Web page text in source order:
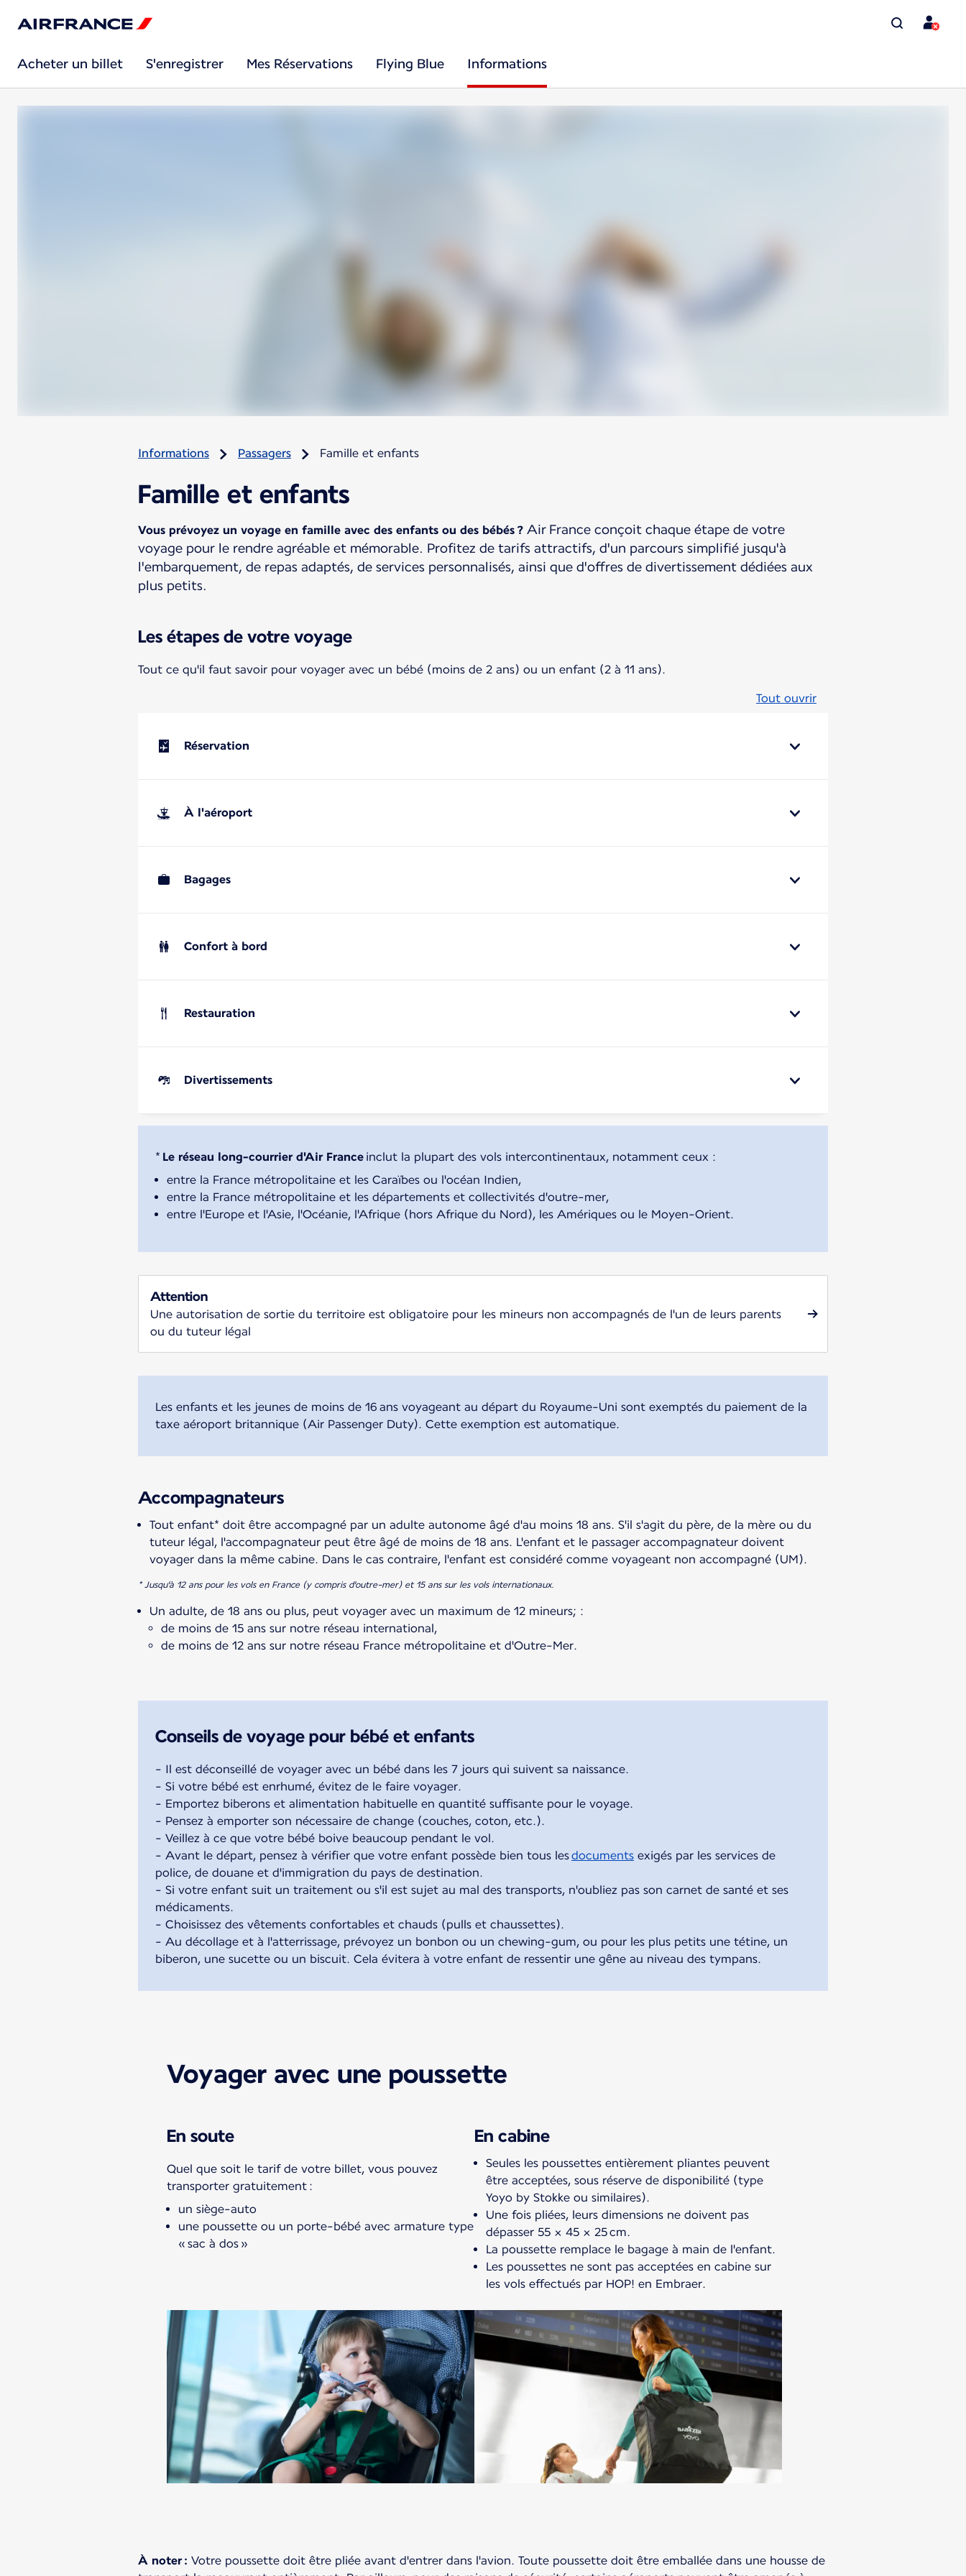
Acheter un billet S'enregistrer Mes Réservations Flying Blue Informations
Informations Passagers Famille et enfants
Famille et enfants
Vous prévoyez un voyage en famille avec des enfants ou des bébés ? Air France conçoit chaque étape de votre
voyage pour le rendre agréable et mémorable. Profitez de tarifs attractifs, d'un parcours simplifié jusqu'à
l'embarquement, de repas adaptés, de services personnalisés, ainsi que d'offres de divertissement dédiées aux
plus petits.
Les étapes de votre voyage
Tout ce qu'il faut savoir pour voyager avec un bébé (moins de 2 ans) ou un enfant (2 à 11 ans).
Tout ouvrir
Réservation
À l'aéroport
Bagages
Confort à bord
Restauration
Divertissements
* Le réseau long-courrier d'Air France
entre la France métropolitaine et les Caraïbes ou l'océan Indien,
entre la France métropolitaine et les départements et collectivités d'outre-mer,
entre l'Europe et l'Asie, l'Océanie, l'Afrique (hors Afrique du Nord), les Amériques ou le Moyen-Orient.
Attention
Une autorisation de sortie du territoire est obligatoire pour les mineurs non accompagnés de l'un de leurs parents
ou du tuteur légal
Les enfants et les jeunes de moins de 16 ans voyageant au départ du Royaume-Uni sont exemptés du paiement de la
taxe aéroport britannique (Air Passenger Duty). Cette exemption est automatique.
Accompagnateurs
Tout enfant* doit être accompagné par un adulte autonome âgé d'au moins 18 ans. S'il s'agit du père, de la mère ou du
tuteur légal, l'accompagnateur peut être âgé de moins de 18 ans. L'enfant et le passager accompagnateur doivent
voyager dans la même cabine. Dans le cas contraire, l'enfant est considéré comme voyageant non accompagné (UM).
* Jusqu'à 12 ans pour les vols en France (y compris d'outre-mer) et 15 ans sur les vols internationaux.
Un adulte, de 18 ans ou plus, peut voyager avec un maximum de 12 mineurs; :
de moins de 15 ans sur notre réseau international,
de moins de 12 ans sur notre réseau France métropolitaine et d'Outre-Mer.
Conseils de voyage pour bébé et enfants
- Il est déconseillé de voyager avec un bébé dans les 7 jours qui suivent sa naissance.
- Si votre bébé est enrhumé, évitez de le faire voyager.
- Emportez biberons et alimentation habituelle en quantité suffisante pour le voyage.
- Pensez à emporter son nécessaire de change (couches, coton, etc.).
- Veillez à ce que votre bébé boive beaucoup pendant le vol.
- Avant le départ, pensez à vérifier que votre enfant possède bien tous lesdocuments exigés par les services de
police, de douane et d'immigration du pays de destination.
- Si votre enfant suit un traitement ou s'il est sujet au mal des transports, n'oubliez pas son carnet de santé et ses
médicaments.
- Choisissez des vêtements confortables et chauds (pulls et chaussettes).
- Au décollage et à l'atterrissage, prévoyez un bonbon ou un chewing-gum, ou pour les plus petits une tétine, un
biberon, une sucette ou un biscuit. Cela évitera à votre enfant de ressentir une gêne au niveau des tympans.
Voyager avec une poussette
En soute
Quel que soit le tarif de votre billet, vous pouvez
transporter gratuitement :
un siège-auto
une poussette ou un porte-bébé avec armature type
« sac à dos »
En cabine
Seules les poussettes entièrement pliantes peuvent
être acceptées, sous réserve de disponibilité (type
Yoyo by Stokke ou similaires).
Une fois pliées, leurs dimensions ne doivent pas
dépasser 55 × 45 × 25 cm.
La poussette remplace le bagage à main de l'enfant.
Les poussettes ne sont pas acceptées en cabine sur
les vols effectués par HOP! en Embraer.
À noter : Votre poussette doit être pliée avant d'entrer dans l'avion. Toute poussette doit être emballée dans une housse de